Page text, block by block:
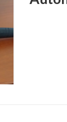
sexual a